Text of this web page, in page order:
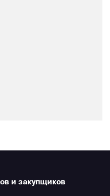
и закупщиков